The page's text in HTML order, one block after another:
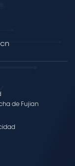
de Fujian